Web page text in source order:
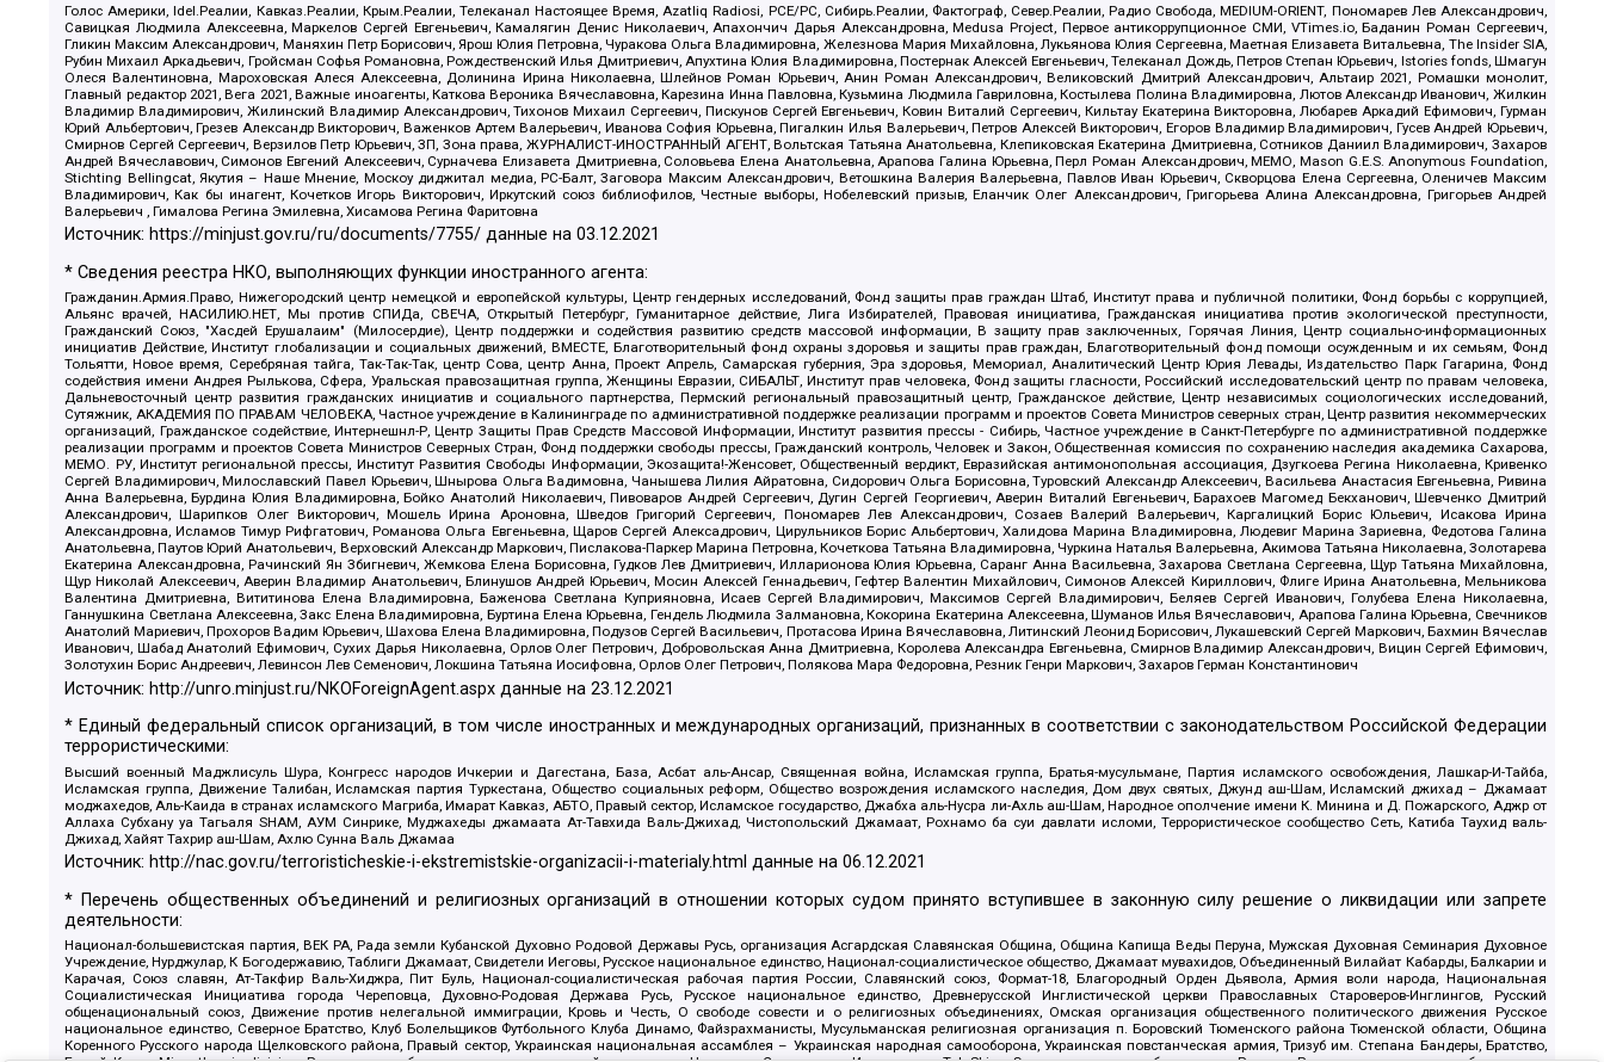
Голос Америки, Idel.Реалии, Кавказ.Реалии, Крым.Реалии, Телеканал Настоящее Время, Azatliq Radiosi, PCE/PC, Сибирь.Реалии, Фактограф, Север.Реалии, Радио Свобода, MEDIUM-ORIENT, Пономарев Лев Александрович,
Савицкая Людмила Алексеевна, Маркелов Сергей Евгеньевич, Камалягин Денис Николаевич, Апахончич Дарья Александровна, Medusa Project, Первое антикоррупционное СМИ, VTimes.io, Баданин Роман Сергеевич,
Гликин Максим Александрович, Маняхин Петр Борисович, Ярош Юлия Петровна, Чуракова Ольга Владимировна, Железнова Мария Михайловна, Лукьянова Юлия Сергеевна, Маетная Елизавета Витальевна, The Insider SIA,
Рубин Михаил Аркадьевич, Гройсман Софья Романовна, Рождественский Илья Дмитриевич, Апухтина Юлия Владимировна, Постернак Алексей Евгеньевич, Телеканал Дождь, Петров Степан Юрьевич, Istories fonds, Шмагун
Олеся Валентиновна, Мароховская Алеся Алексеевна, Долинина Ирина Николаевна, Шлейнов Роман Юрьевич, Анин Роман Александрович, Великовский Дмитрий Александрович, Альтаир 2021, Ромашки монолит,
Главный редактор 2021, Вега 2021, Важные иноагенты, Каткова Вероника Вячеславовна, Карезина Инна Павловна, Кузьмина Людмила Гавриловна, Костылева Полина Владимировна, Лютов Александр Иванович, Жилкин
Владимир Владимирович, Жилинский Владимир Александрович, Тихонов Михаил Сергеевич, Пискунов Сергей Евгеньевич, Ковин Виталий Сергеевич, Кильтау Екатерина Викторовна, Любарев Аркадий Ефимович, Гурман
Юрий Альбертович, Грезев Александр Викторович, Важенков Артем Валерьевич, Иванова София Юрьевна, Пигалкин Илья Валерьевич, Петров Алексей Викторович, Егоров Владимир Владимирович, Гусев Андрей Юрьевич,
Смирнов Сергей Сергеевич, Верзилов Петр Юрьевич, ЗП, Зона права, ЖУРНАЛИСТ-ИНОСТРАННЫЙ АГЕНТ, Вольтская Татьяна Анатольевна, Клепиковская Екатерина Дмитриевна, Сотников Даниил Владимирович, Захаров
Андрей Вячеславович, Симонов Евгений Алексеевич, Сурначева Елизавета Дмитриевна, Соловьева Елена Анатольевна, Арапова Галина Юрьевна, Перл Роман Александрович, МЕМО, Mason G.E.S. Anonymous Foundation,
Stichting Bellingcat, Якутия – Наше Мнение, Москоу диджитал медиа, РС-Балт, Заговора Максим Александрович, Ветошкина Валерия Валерьевна, Павлов Иван Юрьевич, Скворцова Елена Сергеевна, Оленичев Максим
Владимирович, Как бы инагент, Кочетков Игорь Викторович, Иркутский союз библиофилов, Честные выборы, Нобелевский призыв, Еланчик Олег Александрович, Григорьева Алина Александровна, Григорьев Андрей
Валерьевич , Гималова Регина Эмилевна, Хисамова Регина Фаритовна
Источник: https://minjust.gov.ru/ru/documents/7755/ данные на03.12.2021
* Сведения реестра НКО, выполняющих функции иностранного агента:
Гражданин.Армия.Право, Нижегородский центр немецкой и европейской культуры, Центр гендерных исследований, Фонд защиты прав граждан Штаб, Институт права и публичной политики, Фонд борьбы с коррупцией,
Альянс врачей, НАСИЛИЮ.НЕТ, Мы против СПИДа, СВЕЧА, Открытый Петербург, Гуманитарное действие, Лига Избирателей, Правовая инициатива, Гражданская инициатива против экологической преступности,
Гражданский Союз, "Хасдей Ерушалаим" (Милосердие), Центр поддержки и содействия развитию средств массовой информации, В защиту прав заключенных, Горячая Линия, Центр социально-информационных
инициатив Действие, Институт глобализации и социальных движений, ВМЕСТЕ, Благотворительный фонд охраны здоровья и защиты прав граждан, Благотворительный фонд помощи осужденным и их семьям, Фонд
Тольятти, Новое время, Серебряная тайга, Так-Так-Так, центр Сова, центр Анна, Проект Апрель, Самарская губерния, Эра здоровья, Мемориал, Аналитический Центр Юрия Левады, Издательство Парк Гагарина, Фонд
содействия имени Андрея Рылькова, Сфера, Уральская правозащитная группа, Женщины Евразии, СИБАЛЬТ, Институт прав человека, Фонд защиты гласности, Российский исследовательский центр по правам человека,
Дальневосточный центр развития гражданских инициатив и социального партнерства, Пермский региональный правозащитный центр, Гражданское действие, Центр независимых социологических исследований,
Сутяжник, АКАДЕМИЯ ПО ПРАВАМ ЧЕЛОВЕКА, Частное учреждение в Калининграде по административной поддержке реализации программ и проектов Совета Министров северных стран, Центр развития некоммерческих
организаций, Гражданское содействие, Интернешнл-Р, Центр Защиты Прав Средств Массовой Информации, Институт развития прессы - Сибирь, Частное учреждение в Санкт-Петербурге по административной поддержке
реализации программ и проектов Совета Министров Северных Стран, Фонд поддержки свободы прессы, Гражданский контроль, Человек и Закон, Общественная комиссия по сохранению наследия академика Сахарова,
МЕМО. РУ, Институт региональной прессы, Институт Развития Свободы Информации, Экозащита!-Женсовет, Общественный вердикт, Евразийская антимонопольная ассоциация, Дзугкоева Регина Николаевна, Кривенко
Сергей Владимирович, Милославский Павел Юрьевич, Шнырова Ольга Вадимовна, Чанышева Лилия Айратовна, Сидорович Ольга Борисовна, Туровский Александр Алексеевич, Васильева Анастасия Евгеньевна, Ривина
Анна Валерьевна, Бурдина Юлия Владимировна, Бойко Анатолий Николаевич, Пивоваров Андрей Сергеевич, Дугин Сергей Георгиевич, Аверин Виталий Евгеньевич, Барахоев Магомед Бекханович, Шевченко Дмитрий
Александрович, Шарипков Олег Викторович, Мошель Ирина Ароновна, Шведов Григорий Сергеевич, Пономарев Лев Александрович, Созаев Валерий Валерьевич, Каргалицкий Борис Юльевич, Исакова Ирина
Александровна, Исламов Тимур Рифгатович, Романова Ольга Евгеньевна, Щаров Сергей Алексадрович, Цирульников Борис Альбертович, Халидова Марина Владимировна, Людевиг Марина Зариевна, Федотова Галина
Анатольевна, Паутов Юрий Анатольевич, Верховский Александр Маркович, Пислакова-Паркер Марина Петровна, Кочеткова Татьяна Владимировна, Чуркина Наталья Валерьевна, Акимова Татьяна Николаевна, Золотарева
Екатерина Александровна, Рачинский Ян Збигневич, Жемкова Елена Борисовна, Гудков Лев Дмитриевич, Илларионова Юлия Юрьевна, Саранг Анна Васильевна, Захарова Светлана Сергеевна, Щур Татьяна Михайловна,
Щур Николай Алексеевич, Аверин Владимир Анатольевич, Блинушов Андрей Юрьевич, Мосин Алексей Геннадьевич, Гефтер Валентин Михайлович, Симонов Алексей Кириллович, Флиге Ирина Анатольевна, Мельникова
Валентина Дмитриевна, Вититинова Елена Владимировна, Баженова Светлана Куприяновна, Исаев Сергей Владимирович, Максимов Сергей Владимирович, Беляев Сергей Иванович, Голубева Елена Николаевна,
Ганнушкина Светлана Алексеевна, Закс Елена Владимировна, Буртина Елена Юрьевна, Гендель Людмила Залмановна, Кокорина Екатерина Алексеевна, Шуманов Илья Вячеславович, Арапова Галина Юрьевна, Свечников
Анатолий Мариевич, Прохоров Вадим Юрьевич, Шахова Елена Владимировна, Подузов Сергей Васильевич, Протасова Ирина Вячеславовна, Литинский Леонид Борисович, Лукашевский Сергей Маркович, Бахмин Вячеслав
Иванович, Шабад Анатолий Ефимович, Сухих Дарья Николаевна, Орлов Олег Петрович, Добровольская Анна Дмитриевна, Королева Александра Евгеньевна, Смирнов Владимир Александрович, Вицин Сергей Ефимович,
Золотухин Борис Андреевич, Левинсон Лев Семенович, Локшина Татьяна Иосифовна, Орлов Олег Петрович, Полякова Мара Федоровна, Резник Генри Маркович, Захаров Герман Константинович
Источник: http://unro.minjust.ru/NKOForeignAgent.aspx данные на23.12.2021
* Единый федеральный список организаций, в том числе иностранных и международных организаций, признанных в соответствии с законодательством Российской Федерации
террористическими:
Высший военный Маджлисуль Шура, Конгресс народов Ичкерии и Дагестана, База, Асбат аль-Ансар, Священная война, Исламская группа, Братья-мусульмане, Партия исламского освобождения, Лашкар-И-Тайба,
Исламская группа, Движение Талибан, Исламская партия Туркестана, Общество социальных реформ, Общество возрождения исламского наследия, Дом двух святых, Джунд аш-Шам, Исламский джихад – Джамаат
моджахедов, Аль-Каида в странах исламского Магриба, Имарат Кавказ, АБТО, Правый сектор, Исламское государство, Джабха аль-Нусра ли-Ахль аш-Шам, Народное ополчение имени К. Минина и Д. Пожарского, Аджр от
Аллаха Субхану уа Тагьаля SHAM, АУМ Синрике, Муджахеды джамаата Ат-Тавхида Валь-Джихад, Чистопольский Джамаат, Рохнамо ба суи давлати исломи, Террористическое сообщество Сеть, Катиба Таухид валь-
Джихад, Хайят Тахрир аш-Шам, Ахлю Сунна Валь Джамаа
Источник: http://nac.gov.ru/terroristicheskie-i-ekstremistskie-organizacii-i-materialy.html данные на06.12.2021
* Перечень общественных объединений и религиозных организаций в отношении которых судом принято вступившее в законную силу решение о ликвидации или запрете
деятельности:
Национал-большевистская партия, ВЕК РА, Рада земли Кубанской Духовно Родовой Державы Русь, организация Асгардская Славянская Община, Община Капища Веды Перуна, Мужская Духовная Семинария Духовное
Учреждение, Нурджулар, К Богодержавию, Таблиги Джамаат, Свидетели Иеговы, Русское национальное единство, Национал-социалистическое общество, Джамаат мувахидов, Объединенный Вилайат Кабарды, Балкарии и
Карачая, Союз славян, Ат-Такфир Валь-Хиджра, Пит Буль, Национал-социалистическая рабочая партия России, Славянский союз, Формат-18, Благородный Орден Дьявола, Армия воли народа, Национальная
Социалистическая Инициатива города Череповца, Духовно-Родовая Держава Русь, Русское национальное единство, Древнерусской Инглистической церкви Православных Староверов-Инглингов, Русский
общенациональный союз, Движение против нелегальной иммиграции, Кровь и Честь, О свободе совести и о религиозных объединениях, Омская организация общественного политического движения Русское
национальное единство, Северное Братство, Клуб Болельщиков Футбольного Клуба Динамо, Файзрахманисты, Мусульманская религиозная организация п. Боровский Тюменского района Тюменской области, Община
Коренного Русского народа Щелковского района, Правый сектор, Украинская национальная ассамблея – Украинская народная самооборона, Украинская повстанческая армия, Тризуб им. Степана Бандеры, Братство,